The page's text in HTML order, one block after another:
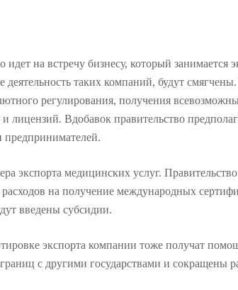
идет на встречу бизнесу, который
таких компаний, будут
регулирования, получения
лицензий. Вдобавок правительство
предпринимателей.
экспорта медицинских услуг. Правительство
на получение международных
введены субсидии.
экспорта компании тоже получат
с другими государствами и сокращены